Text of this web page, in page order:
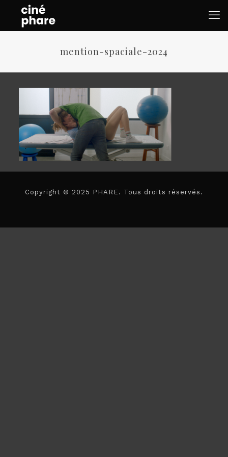
mention-spaciale-2024
Copyright © 2025 PHARE. Tous droits réservés.